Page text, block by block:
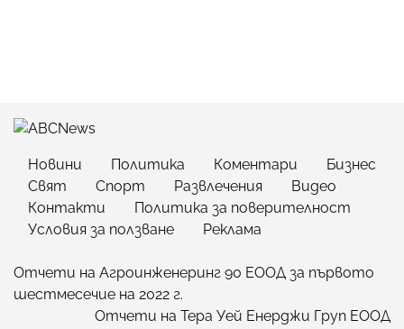
Новини Политика Коментари
Бизнес
Свят
Спорт Развлечения
Видео
Контакти
Политика за поверителност
Условия за ползване
Реклама
Отчети на Агроинженеринг 90 ЕООД за първото
шестмесечие на 2022 г.
Отчети на Тера Уей Енерджи Груп ЕООД